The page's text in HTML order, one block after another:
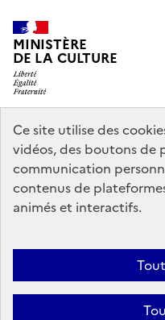
Ce site utilise des
vidéos, des boutons de
communication
contenus de
animés et interactifs.
MINISTÈRE
DE LA CULTURE
legifrance.gouv.fr
service-public.gouv.fr
Accessibilité : partiellement
témoins de connexion (cookies)